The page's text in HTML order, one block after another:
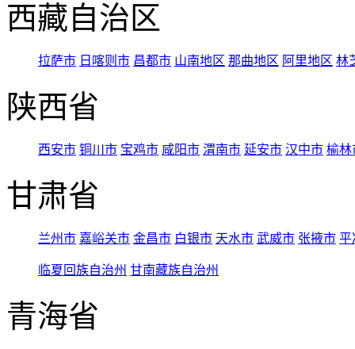
西藏自治区
拉萨市 日喀则市 昌都市 山南地区 那曲地区 阿里地区 林
陕西省
西安市 铜川市 宝鸡市 咸阳市 渭南市 延安市 汉中市 榆林
甘肃省
兰州市 嘉峪关市 金昌市 白银市 天水市 武威市 张掖市 平
临夏回族自治州 甘南藏族自治州
青海省